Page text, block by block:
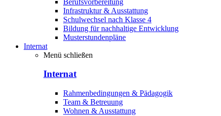
Infrastruktur & Ausstattung
Schulwechsel nach Klasse 4
Bildung für nachhaltige Entwicklung
Musterstundenpläne
Internat
Menü schließen
Internat
Rahmenbedingungen & Pädagogik
Team & Betreuung
Wohnen & Ausstattung